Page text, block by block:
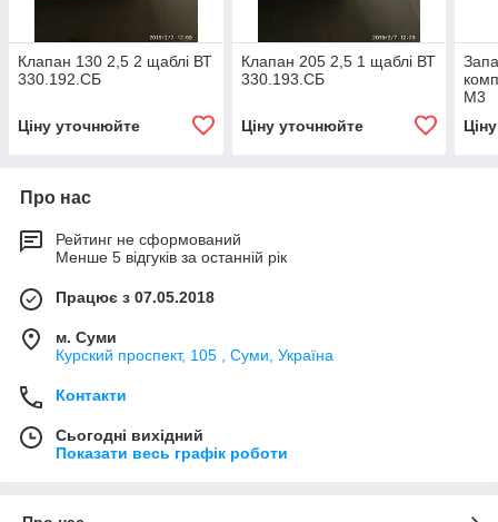
Клапан 130 2,5 2 щаблі ВТ
330.192.СБ
Ціну уточнюйте
Клапан 205 2,5 1 щаблі ВТ
330.193.СБ
Ціну уточнюйте
М3
Про нас
Рейтинг не сформований
Менше 5 відгуків за останній рік
Працює з 07.05.2018
м. Суми
Курский проспект, 105 , Суми, Україна
Контакти
Сьогодні вихідний
Показати весь графік роботи